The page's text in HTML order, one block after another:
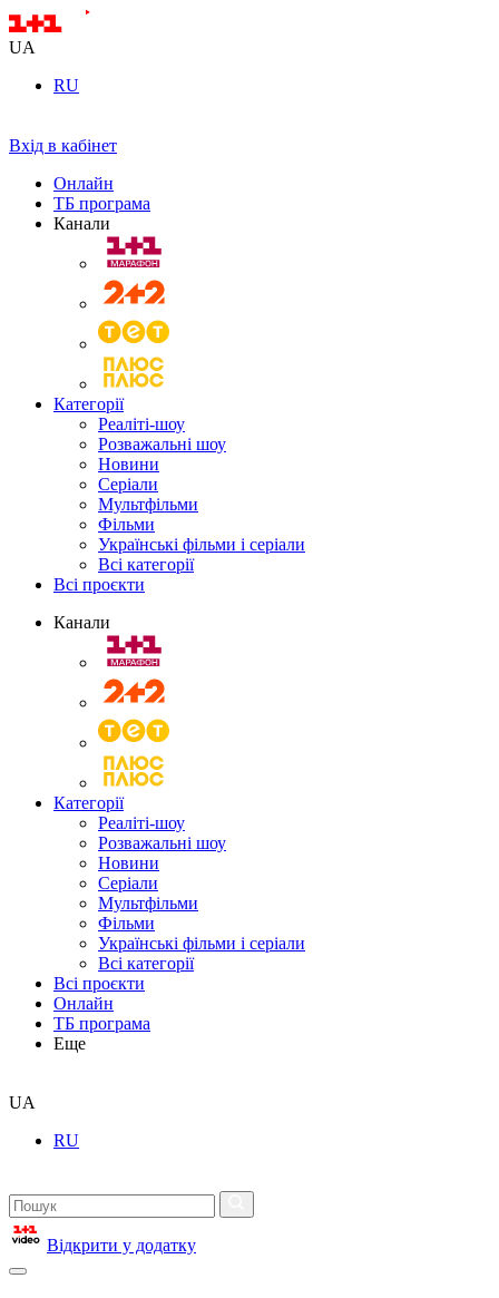
UA
RU
Вхід в кабінет
Онлайн
ТБ програма
Канали
Категорії
Реаліті-шоу
Розважальні шоу
Новини
Серіали
Мультфільми
Фільми
Українські фільми і серіали
Всі категорії
Всі проєкти
Канали
Категорії
Реаліті-шоу
Розважальні шоу
Новини
Серіали
Мультфільми
Фільми
Українські фільми і серіали
Всі категорії
Всі проєкти
Онлайн
ТБ програма
Еще
UA
RU
Відкрити у додатку